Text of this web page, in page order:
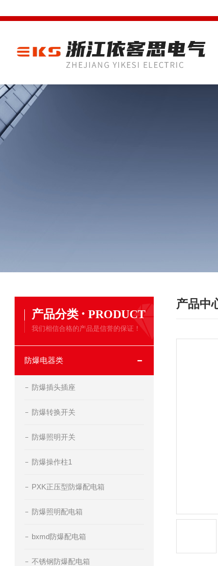
产品分类 · PRODUCT
我们相信合格的产品是信誉的保证！
防爆电器类
防爆插头插座
防爆转换开关
防爆照明开关
防爆操作柱1
PXK正压型防爆配电箱
防爆照明配电箱
bxmd防爆配电箱
不锈钢防爆配电箱
产品中